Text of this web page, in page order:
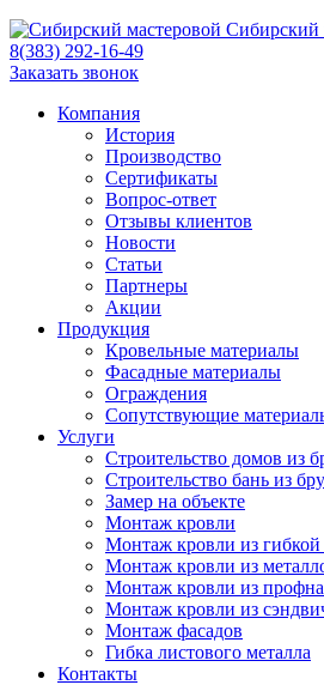
Сибирский
8(383) 292-16-49
Заказать звонок
Компания
История
Производство
Сертификаты
Вопрос-ответ
Отзывы клиентов
Новости
Статьи
Партнеры
Акции
Продукция
Кровельные материалы
Фасадные материалы
Ограждения
Сопутствующие
Услуги
Строительство домов из
Строительство бань из
Замер на объекте
Монтаж кровли
Монтаж кровли из
Монтаж кровли из
Монтаж кровли из
Монтаж кровли из
Монтаж фасадов
Гибка листового металла
Контакты